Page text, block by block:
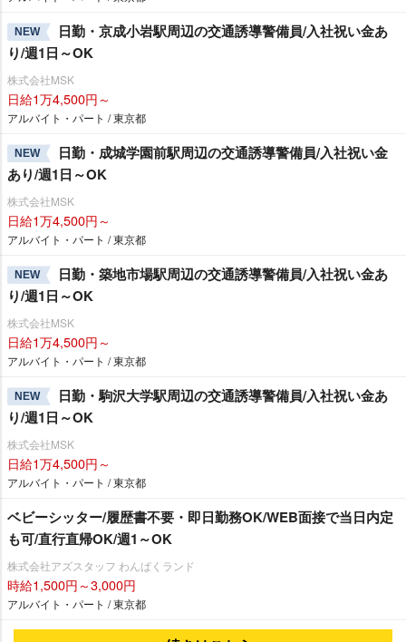
NEW
日勤・京成小岩駅周辺の交通誘導警備員/入社祝い金あ
り/週1日～OK
株式会社MSK
日給1万4,500円～
アルバイト・パート / 東京都
NEW
日勤・成城学園前駅周辺の交通誘導警備員/入社祝い金
あり/週1日～OK
株式会社MSK
日給1万4,500円～
アルバイト・パート / 東京都
NEW
日勤・築地市場駅周辺の交通誘導警備員/入社祝い金あ
り/週1日～OK
株式会社MSK
日給1万4,500円～
アルバイト・パート / 東京都
NEW
日勤・駒沢大学駅周辺の交通誘導警備員/入社祝い金あ
り/週1日～OK
株式会社MSK
日給1万4,500円～
アルバイト・パート / 東京都
ベビーシッター/履歴書不要・即日勤務OK/WEB面接で当日内定
も可/直行直帰OK/週1～OK
株式会社アズスタッフ わんぱくランド
時給1,500円～3,000円
アルバイト・パート / 東京都